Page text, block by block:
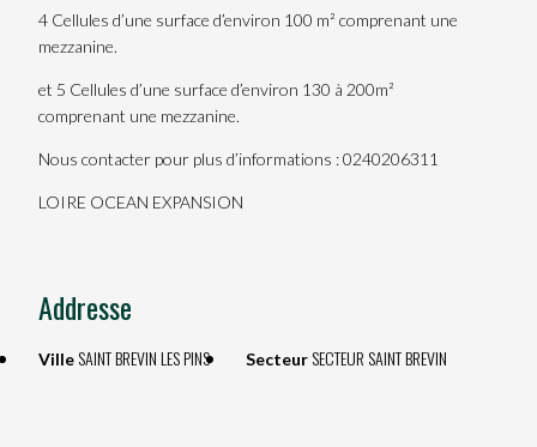
4 Cellules d’une surface d’environ 100 m² comprenant une
mezzanine.
et 5 Cellules d’une surface d’environ 130 à 200m²
comprenant une mezzanine.
Nous contacter pour plus d’informations : 0240206311
LOIRE OCEAN EXPANSION
Addresse
Ville SAINT BREVIN LES PINS Secteur SECTEUR SAINT BREVIN